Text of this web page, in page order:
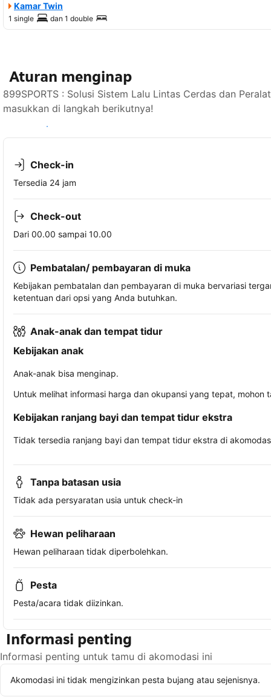
Kamar Twin
1 single dan 1 double
Aturan menginap
899SPORTS : Solusi Sistem Lalu Lintas Cerdas dan
masukkan di langkah berikutnya!
Lihat ketersediaan
Check-in
Tersedia 24 jam
Check-out
Dari 00.00 sampai 10.00
Pembatalan/ pembayaran di muka
Kebijakan pembatalan dan pembayaran di muka bervariasi
ketentuan dari opsi yang Anda butuhkan.
Anak-anak dan tempat tidur
Kebijakan anak
Anak-anak bisa menginap.
Untuk melihat informasi harga dan okupansi yang tepat,
Kebijakan ranjang bayi dan tempat tidur ekstra
Tidak tersedia ranjang bayi dan tempat tidur ekstra di
Tanpa batasan usia
Tidak ada persyaratan usia untuk check-in
Hewan peliharaan
Hewan peliharaan tidak diperbolehkan.
Pesta
Pesta/acara tidak diizinkan.
Informasi penting
Informasi penting untuk tamu di akomodasi ini
Akomodasi ini tidak mengizinkan pesta bujang atau sejenisnya.